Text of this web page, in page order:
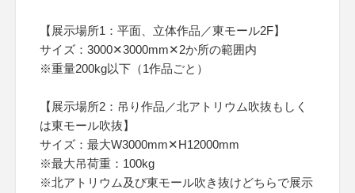
【展示場所1：平面、立体作品／東モール2F】
サイズ：3000✕3000mm✕2か所の範囲内
※重量200kg以下（1作品ごと）
【展示場所2：吊り作品／北アトリウム吹抜もしく
は東モール吹抜】
サイズ：最大W3000mm✕H12000mm
※最大吊荷重：100kg
※北アトリウム及び東モール吹き抜けどちらで展示